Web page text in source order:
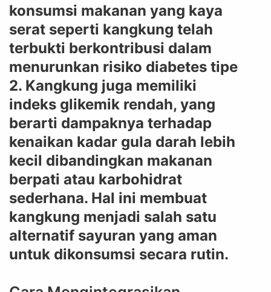
konsumsi makanan yang kaya
serat seperti kangkung telah
terbukti berkontribusi dalam
menurunkan risiko diabetes tipe
2. Kangkung juga memiliki
indeks glikemik rendah, yang
berarti dampaknya terhadap
kenaikan kadar gula darah lebih
kecil dibandingkan makanan
berpati atau karbohidrat
sederhana. Hal ini membuat
kangkung menjadi salah satu
alternatif sayuran yang aman
untuk dikonsumsi secara rutin.